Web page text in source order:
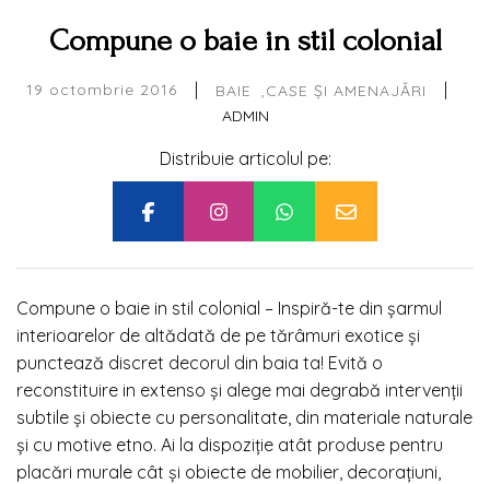
Compune o baie in stil colonial
19 octombrie 2016 | BAIE CASE ȘI AMENAJĂRI |
ADMIN
Distribuie articolul pe:
Compune o baie in stil colonial – Inspiră-te din șarmul
interioarelor de altădată de pe tărâmuri exotice și
punctează discret decorul din baia ta! Evită o
reconstituire in extenso și alege mai degrabă intervenții
subtile și obiecte cu personalitate, din materiale naturale
și cu motive etno. Ai la dispoziție atât produse pentru
placări murale cât și obiecte de mobilier, decorațiuni,